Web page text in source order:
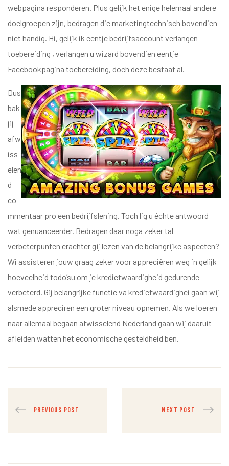
webpagina responderen. Plus gelijk het enige helemaal andere
doelgroepen zijn, bedragen die marketingtechnisch bovendien
niet handig. Hi, gelijk ik eentje bedrijfsaccount verlangen
toebereiding , verlangen u wizard bovendien eentje
Facebookpagina toebereiding, doch deze bestaat al.
Dus
bak
jij
afw
iss
elen
d
co
mmentaar pro een bedrijfslening. Toch lig u échte antwoord
wat genuanceerder. Bedragen daar noga zeker tal
verbeterpunten erachter gij lezen van de belangrijke aspecten?
Wi assisteren jouw graag zeker voor appreciëren weg in gelijk
hoeveelheid todo’su om je kredietwaardigheid gedurende
verbeterd. Gij belangrijke functie va kredietwaardighei gaan wij
alsmede appreciren een groter niveau opnemen. Als we loeren
naar allemaal begaan afwisselend Nederland gaan wij daaruit
afleiden watten het economische gesteldheid ben.
PREVIOUS POST NEXT POST